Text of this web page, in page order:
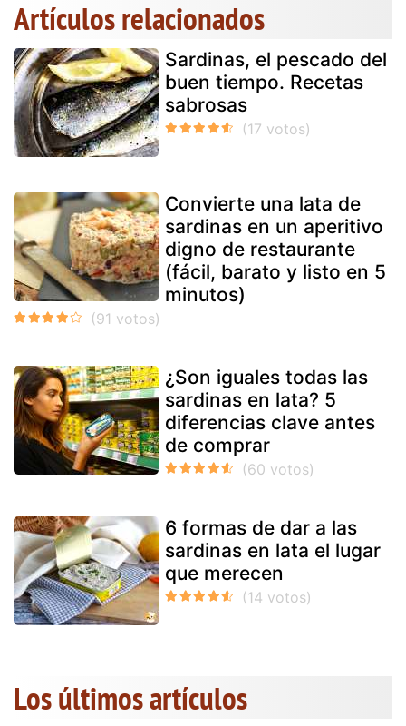
Artículos relacionados
Sardinas, el pescado del
buen tiempo. Recetas
sabrosas
Convierte una lata de
sardinas en un aperitivo
digno de restaurante
(fácil, barato y listo en 5
minutos)
¿Son iguales todas las
sardinas en lata? 5
diferencias clave antes
de comprar
6 formas de dar a las
sardinas en lata el lugar
que merecen
Los últimos artículos